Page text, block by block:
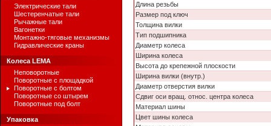
Электрические тали
Шестеренчатые тали
Рычажные тали
Вагонетки
Монтажно-тяговые механизмы
Гидравлические краны
Колеса LEMA
Неповоротные
Поворотные с площадкой
Поворотные с болтом
Поворотные со штырем
Поворотные под болт
Упаковка
Длина резьбы
Размер под ключ
Толщина вилки
Тип подшипника
Диаметр колеса
Ширина колеса
Высота до крепежной плоскости
Ширина вилки (внутр.)
Диаметр отверстия вилки
Сдвиг оси вращ. относ. центра колеса
Материал шины
Цвет шины колеса